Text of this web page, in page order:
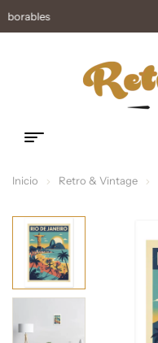
Inicio Retro & Vintage